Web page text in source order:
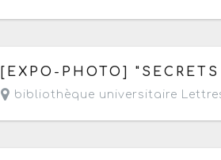
Du lundi 13 mai au vendredi 28
[EXPO-PHOTO]
bibliothèque universitaire